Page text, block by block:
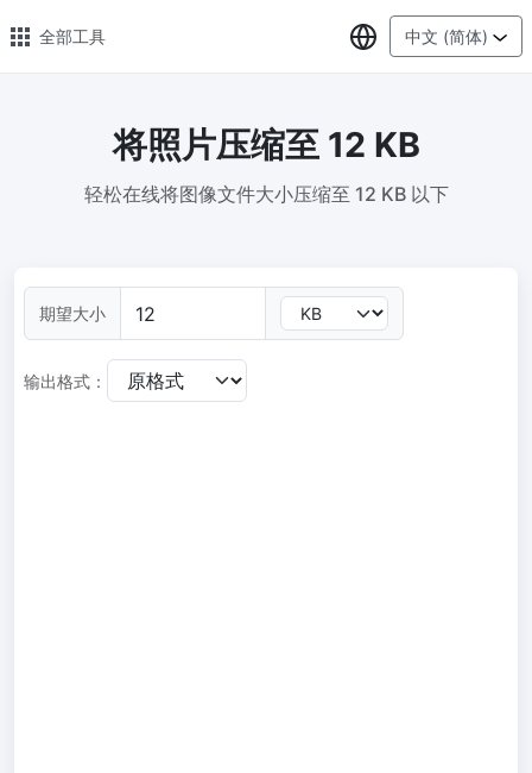
全部工具
图片压缩
图片格式转换
轻松将PNG、WEBP、BMP、TIFF或RAW格式批量转换为JPG
图片改尺寸
安全、免费、轻松地调整图像大小，保证高质量
选择语言
中文 (简体)
将照片压缩至 12 KB
轻松在线将图像文件大小压缩至 12 KB 以下
期望大小
输出格式：